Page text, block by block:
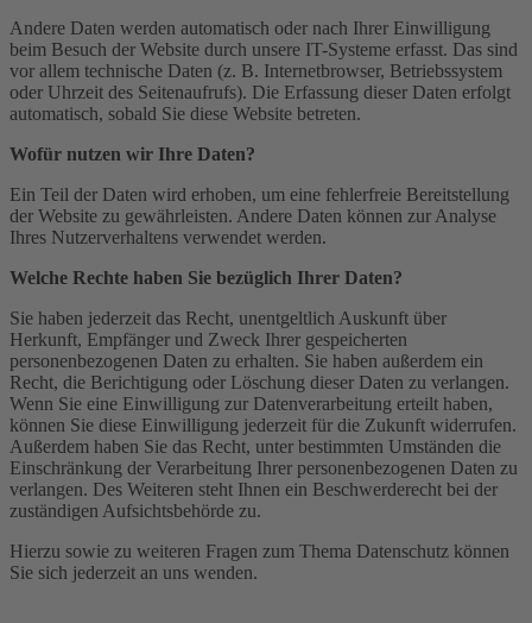
Andere Daten werden automatisch oder nach Ihrer Einwilligung
beim Besuch der Website durch unsere IT-Systeme erfasst. Das sind
vor allem technische Daten (z. B. Internetbrowser, Betriebssystem
oder Uhrzeit des Seitenaufrufs). Die Erfassung dieser Daten erfolgt
automatisch, sobald Sie diese Website betreten.
Wofür nutzen wir Ihre Daten?
Ein Teil der Daten wird erhoben, um eine fehlerfreie Bereitstellung
der Website zu gewährleisten. Andere Daten können zur Analyse
Ihres Nutzerverhaltens verwendet werden.
Welche Rechte haben Sie bezüglich Ihrer Daten?
Sie haben jederzeit das Recht, unentgeltlich Auskunft über
Herkunft, Empfänger und Zweck Ihrer gespeicherten
personenbezogenen Daten zu erhalten. Sie haben außerdem ein
Recht, die Berichtigung oder Löschung dieser Daten zu verlangen.
Wenn Sie eine Einwilligung zur Datenverarbeitung erteilt haben,
können Sie diese Einwilligung jederzeit für die Zukunft widerrufen.
Außerdem haben Sie das Recht, unter bestimmten Umständen die
Einschränkung der Verarbeitung Ihrer personenbezogenen Daten zu
verlangen. Des Weiteren steht Ihnen ein Beschwerderecht bei der
zuständigen Aufsichtsbehörde zu.
Hierzu sowie zu weiteren Fragen zum Thema Datenschutz können
Sie sich jederzeit an uns wenden.